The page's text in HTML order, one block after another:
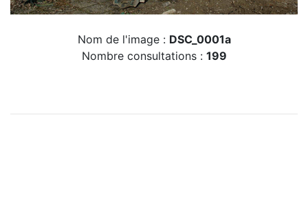
Nom de l'image : DSC_0001a
Nombre consultations : 199